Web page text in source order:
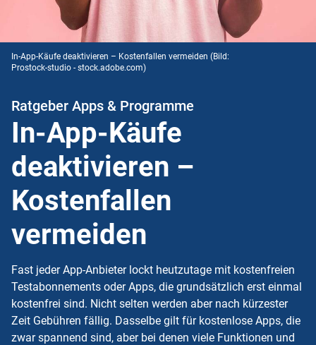
In-App-Käufe deaktivieren – Kostenfallen vermeiden (Bild:
Prostock-studio - stock.adobe.com)
Ratgeber Apps & Programme
In-App-Käufe
deaktivieren –
Kostenfallen
vermeiden
Fast jeder App-Anbieter lockt heutzutage mit kostenfreien
Testabonnements oder Apps, die grundsätzlich erst einmal
kostenfrei sind. Nicht selten werden aber nach kürzester
Zeit Gebühren fällig. Dasselbe gilt für kostenlose Apps, die
zwar spannend sind, aber bei denen viele Funktionen und